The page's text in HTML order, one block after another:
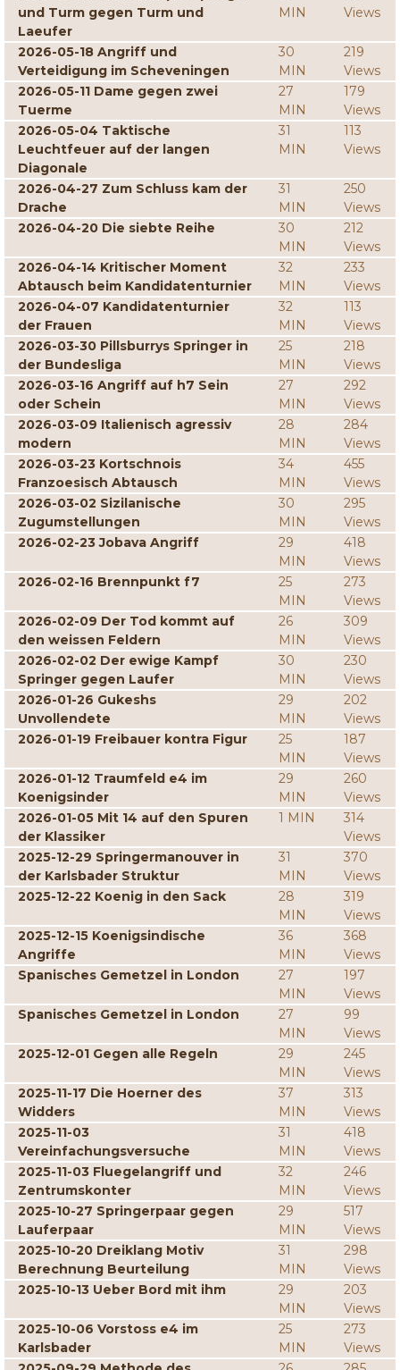
und Turm gegen Turm und
Laeufer
MIN
Views
2026-05-18 Angriff und
Verteidigung im Scheveningen
30
MIN
219
Views
2026-05-11 Dame gegen zwei
Tuerme
27
MIN
179
Views
2026-05-04 Taktische
Leuchtfeuer auf der langen
Diagonale
31
MIN
113
Views
2026-04-27 Zum Schluss kam der
Drache
31
MIN
250
Views
2026-04-20 Die siebte Reihe
30
MIN
212
Views
2026-04-14 Kritischer Moment
Abtausch beim Kandidatenturnier
32
MIN
233
Views
2026-04-07 Kandidatenturnier
der Frauen
32
MIN
113
Views
2026-03-30 Pillsburrys Springer in
der Bundesliga
25
MIN
218
Views
2026-03-16 Angriff auf h7 Sein
oder Schein
27
MIN
292
Views
2026-03-09 Italienisch agressiv
modern
28
MIN
284
Views
2026-03-23 Kortschnois
Franzoesisch Abtausch
34
MIN
455
Views
2026-03-02 Sizilanische
Zugumstellungen
30
MIN
295
Views
2026-02-23 Jobava Angriff
29
MIN
418
Views
2026-02-16 Brennpunkt f7
25
MIN
273
Views
2026-02-09 Der Tod kommt auf
den weissen Feldern
26
MIN
309
Views
2026-02-02 Der ewige Kampf
Springer gegen Laufer
30
MIN
230
Views
2026-01-26 Gukeshs
Unvollendete
29
MIN
202
Views
2026-01-19 Freibauer kontra Figur
25
MIN
187
Views
2026-01-12 Traumfeld e4 im
Koenigsinder
29
MIN
260
Views
2026-01-05 Mit 14 auf den Spuren
der Klassiker
1 MIN
314
Views
2025-12-29 Springermanouver in
der Karlsbader Struktur
31
MIN
370
Views
2025-12-22 Koenig in den Sack
28
MIN
319
Views
2025-12-15 Koenigsindische
Angriffe
36
MIN
368
Views
Spanisches Gemetzel in London
27
MIN
197
Views
Spanisches Gemetzel in London
27
MIN
99
Views
2025-12-01 Gegen alle Regeln
29
MIN
245
Views
2025-11-17 Die Hoerner des
Widders
37
MIN
313
Views
2025-11-03
Vereinfachungsversuche
31
MIN
418
Views
2025-11-03 Fluegelangriff und
Zentrumskonter
32
MIN
246
Views
2025-10-27 Springerpaar gegen
Lauferpaar
29
MIN
517
Views
2025-10-20 Dreiklang Motiv
Berechnung Beurteilung
31
MIN
298
Views
2025-10-13 Ueber Bord mit ihm
29
MIN
203
Views
2025-10-06 Vorstoss e4 im
Karlsbader
25
MIN
273
Views